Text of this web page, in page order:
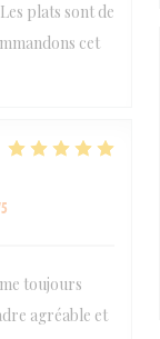
plats sont de
cet
toujours
agréable et